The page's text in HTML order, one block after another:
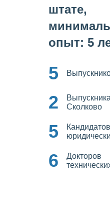
штате,
опыт: 5
5
2
Выпускника
Сколково
5
Кандидатов
6
Докторов